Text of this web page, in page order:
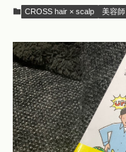
CROSS hair × scalp 美容師